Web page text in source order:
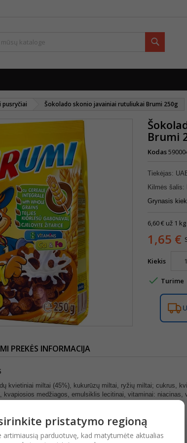
pusryčiai Šokolado skonio javainiai rutuliukai Brumi 250g
Brumi
Kodas
Tiekėjas:
Kilmės šalis:
Grynasis
6,60 € už 1 kg
1,65 €
Kiekis
 Turime
PREKĖS INFORMACIJA
kvietiniai miltai (45%), kukurūzų miltai, ryžių miltai; cukrus,
kvapiosios medžiagos, emulsiklis lecitinai, vitaminai:
pristatymo regioną
artimiausią parduotuvę, kad matytumėte aktualias